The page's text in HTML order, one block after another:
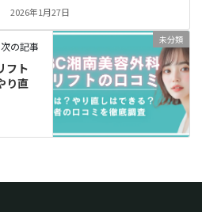
2026年1月27日
未分類
次の記事
フト
り直